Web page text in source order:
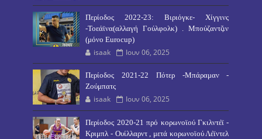
Περίοδος 2022-23: Βιριόγκε- Χίγγινς
-Τοεάϊνα(αλλαγή Γούλφολκ) . Μπούζαντζιν
(μόνο Eurocup)
isaak Ιουν 06, 2025
Περίοδος 2021-22 Πότερ -Μπάραμαν -
Ζούμπατς
isaak Ιουν 06, 2025
Περίοδος 2020-21 πρό κορωνοϊού Γκιλντέϊ -
Κριμπλ - Ουίλλαρντ , μετά κορωνοϊού Λέϊντελ